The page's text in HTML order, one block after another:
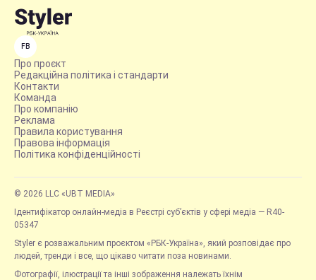
FB
Про проєкт
Редакційна політика і стандарти
Контакти
Команда
Про компанію
Реклама
Правила користування
Правова інформація
Політика конфіденційності
© 2026 LLC «UBT MEDIA»
Ідентифікатор онлайн-медіа в Реєстрі суб’єктів у сфері медіа — R40-
05347
Styler є розважальним проєктом «РБК-Україна», який розповідає про
людей, тренди і все, що цікаво читати поза новинами.
Фотографії, ілюстрації та інші зображення належать їхнім